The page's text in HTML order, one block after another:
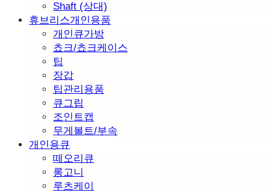
Shaft (상대)
휴브리스개인용품
개인큐가방
쵸크/쵸크케이스
팁
장갑
팁관리용품
큐그립
조인트캡
무게볼트/부속
개인용큐
떼오리큐
롱고니
루츠케이